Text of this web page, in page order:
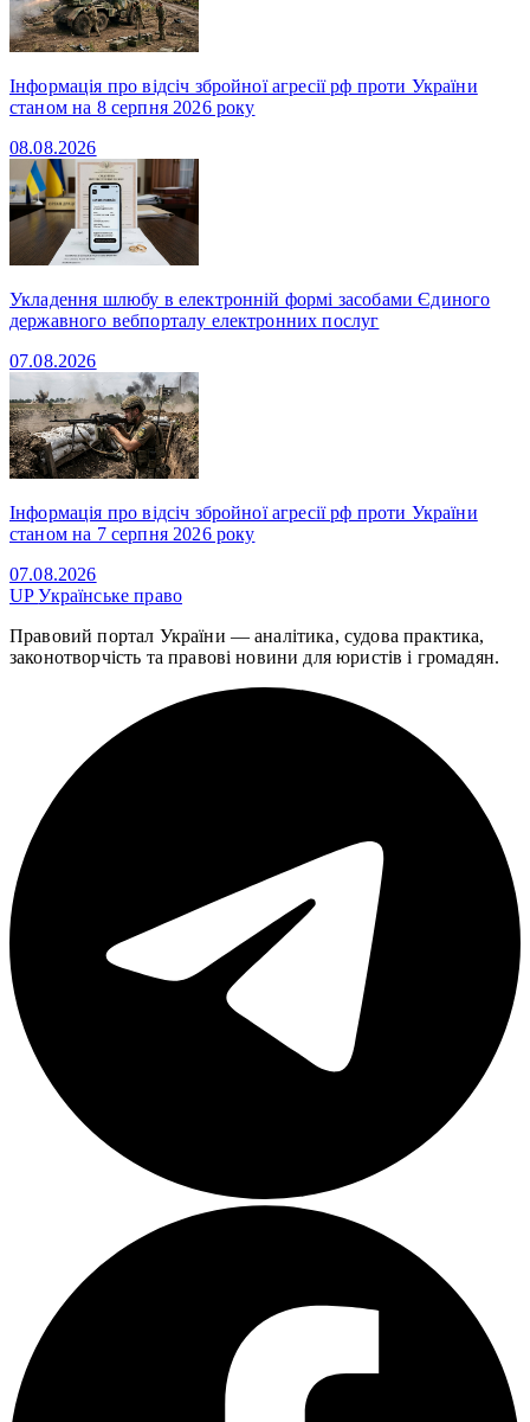
Інформація про відсіч збройної агресії рф проти України
станом на 8 серпня 2026 року
08.08.2026
Укладення шлюбу в електронній формі засобами Єдиного
державного вебпорталу електронних послуг
07.08.2026
Інформація про відсіч збройної агресії рф проти України
станом на 7 серпня 2026 року
07.08.2026
UPУкраїнське право
Правовий портал України — аналітика, судова практика,
законотворчість та правові новини для юристів і громадян.